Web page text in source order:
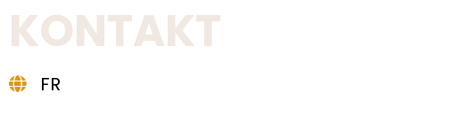
KONTAKT
FR